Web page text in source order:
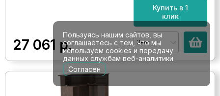
27 061 р.
Купить в 1
клик
Цвет
Пользуясь нашим сайтов, вы
соглашаетесь с тем, что мы
используем cookies и передачу
данных службам веб-аналитики.
Согласен